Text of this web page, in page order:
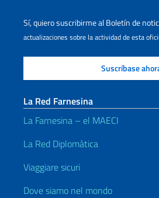
Sí, quiero suscribirme al Boletín de
actualizaciones sobre la actividad de esta
La Red Farnesina
La Farnesina – el MAECI
La Red Diplomàtica
Viaggiare sicuri
Dove siamo nel mondo